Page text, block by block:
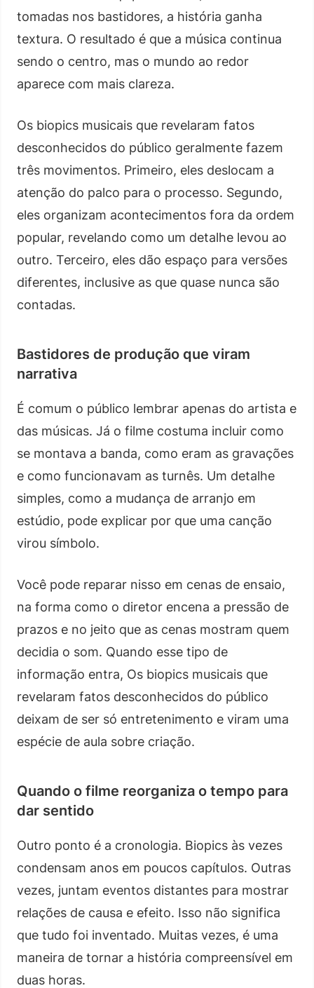
tomadas nos bastidores, a história ganha
textura. O resultado é que a música continua
sendo o centro, mas o mundo ao redor
aparece com mais clareza.
Os biopics musicais que revelaram fatos
desconhecidos do público geralmente fazem
três movimentos. Primeiro, eles deslocam a
atenção do palco para o processo. Segundo,
eles organizam acontecimentos fora da ordem
popular, revelando como um detalhe levou ao
outro. Terceiro, eles dão espaço para versões
diferentes, inclusive as que quase nunca são
contadas.
Bastidores de produção que viram
narrativa
É comum o público lembrar apenas do artista e
das músicas. Já o filme costuma incluir como
se montava a banda, como eram as gravações
e como funcionavam as turnês. Um detalhe
simples, como a mudança de arranjo em
estúdio, pode explicar por que uma canção
virou símbolo.
Você pode reparar nisso em cenas de ensaio,
na forma como o diretor encena a pressão de
prazos e no jeito que as cenas mostram quem
decidia o som. Quando esse tipo de
informação entra, Os biopics musicais que
revelaram fatos desconhecidos do público
deixam de ser só entretenimento e viram uma
espécie de aula sobre criação.
Quando o filme reorganiza o tempo para
dar sentido
Outro ponto é a cronologia. Biopics às vezes
condensam anos em poucos capítulos. Outras
vezes, juntam eventos distantes para mostrar
relações de causa e efeito. Isso não significa
que tudo foi inventado. Muitas vezes, é uma
maneira de tornar a história compreensível em
duas horas.